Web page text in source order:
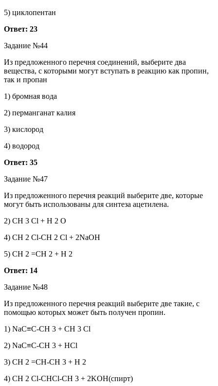
5) циклопентан
Ответ: 23
Задание №44
Из предложенного перечня соединений, выберите два
вещества, с которыми могут вступать в реакцию как пропин,
так и пропан
1) бромная вода
2) перманганат калия
3) кислород
4) водород
Ответ: 35
Задание №47
Из предложенного перечня реакций выберите две, которые
могут быть использованы для синтеза ацетилена.
2) CH 3 Cl + H 2 O
4) CH 2 Cl-CH 2 Cl + 2NaOH
5) CH 2 =CH 2 + H 2
Ответ: 14
Задание №48
Из предложенного перечня реакций выберите две такие, с
помощью которых может быть получен пропин.
1) NaC≡C-CH 3 + CH 3 Cl
2) NaC≡C-CH 3 + HCl
3) CH 2 =CH-CH 3 + H 2
4) CH 2 Cl-CHCl-CH 3 + 2KOH(спирт)